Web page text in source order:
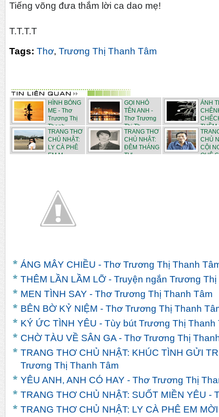
Tiếng võng đưa thắm lời ca dao mẹ!
T.T.T.T
Tags: Thơ, Trương Thị Thanh Tâm
HÌNH BÓNG
MẸ - Thơ
Trương Thị
Thanh...
GỌI NHỎ
TÊN ANH -
Thơ Trương
Thị Th...
ÁNH
THỀM
TRANG THƠ
CHỦ NHẬT:
LY CÀ PHÊ
EM M...
TRANG THƠ
CHỦ NHẬT:
ĐÊM THÁNG
TƯ - ...
CHỦ
CỘI
QUÊ
ÁNG MÂY CHIỀU - Thơ Trương Thị Thanh
THÊM LẦN LẦM LỠ - Truyện ngắn Trương
MEN TÌNH SAY - Thơ Trương Thị Thanh Tâm
BÊN BỜ KỶ NIỆM - Thơ Trương Thị Thanh
KÝ ỨC TÌNH YÊU - Tùy bút Trương Thị Thanh
CHỜ TÀU VỀ SÂN GA - Thơ Trương Thị
TRANG THƠ CHỦ NHẬT: KHÚC TÌNH GỬI
Trương Thị Thanh Tâm
YÊU ANH, ANH CÓ HAY - Thơ Trương Thị
TRANG THƠ CHỦ NHẬT: SUỐT MIỀN YÊU -
TRANG THƠ CHỦ NHẬT: LY CÀ PHÊ EM